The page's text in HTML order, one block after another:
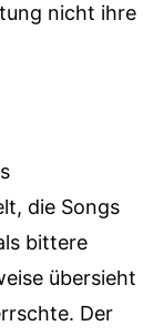
nicht ihre
die Songs
bittere
übersieht
Der